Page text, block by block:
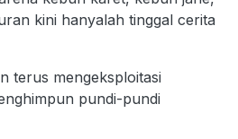
kini hanyalah tinggal cerita
terus mengeksploitasi
pundi-pundi